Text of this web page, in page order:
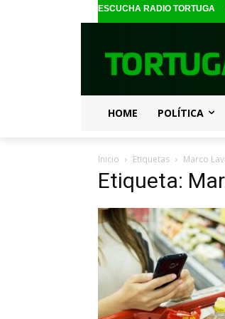
ESCUCHA RADIO TORTUGA
HOME POLÍTICA
Inicio Etiquetas Marco
Etiqueta: